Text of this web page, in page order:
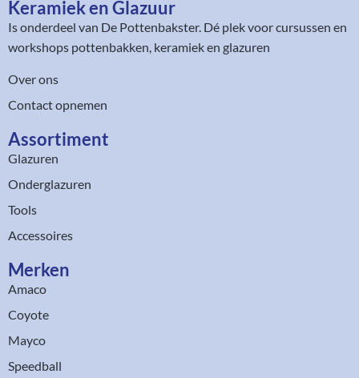
Keramiek en Glazuur​
Is onderdeel van De Pottenbakster. Dé plek voor cursussen en
workshops pottenbakken, keramiek en glazuren
Over ons
Contact opnemen
Assortiment​
Glazuren
Onderglazuren
Tools
Accessoires
Merken
Amaco
Coyote
Mayco
Speedball